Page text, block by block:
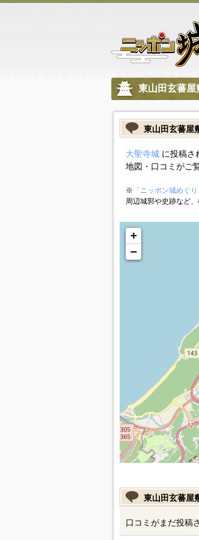
東山田玄蕃屋
東山田玄蕃屋
大聖寺城に投稿さ
地図・口コミがご
※ 「ニッポン城めぐ
周辺城郭や史跡など
+
−
東山田玄蕃屋
口コミがまだ投稿